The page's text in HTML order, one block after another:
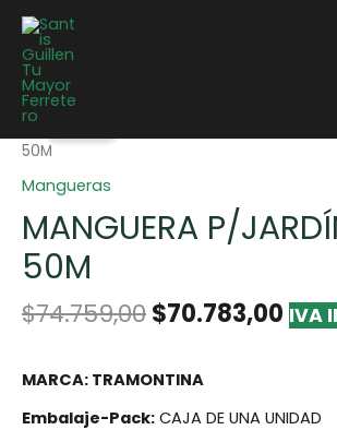
50M
Mangueras
MANGUERA P/
50M
$74.759,00$70.783,00 IVA
MARCA: TRAMONTINA
Embalaje-Pack: CAJA DE UNA UNIDAD